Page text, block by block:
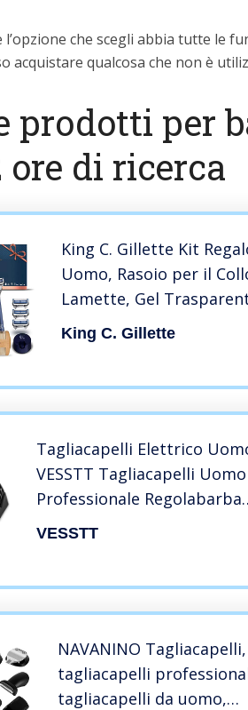
l’opzione che scegli abbia tutte le
acquistare qualcosa che non è
prodotti per
ore di ricerca
King C. Gillette Kit
Uomo, Rasoio per il
Lamette, Gel
Rasatura, Detergente
Viso, Olio Barba, Pettine
King C. Gillette
Tagliacapelli Elettrico
VESSTT Tagliacapelli Uomo
Professionale Regolabarba
Ricaricabile con Display a
VESSTT
NAVANINO Tagliacapelli,
tagliacapelli
tagliacapelli da uomo,